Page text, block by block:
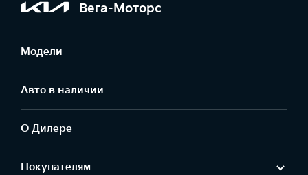
Вега-Моторс
Модели
Авто в наличии
О Дилере
Покупателям